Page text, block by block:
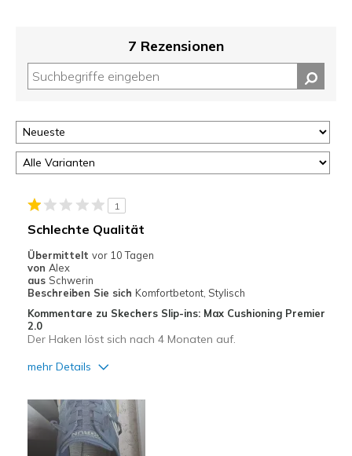
7 Rezensionen
1
Schlechte Qualität
Übermittelt vor 10 Tagen
von Alex
aus Schwerin
Beschreiben Sie sich Komfortbetont, Stylisch
Kommentare zu Skechers Slip-ins: Max Cushioning Premier
2.0
Der Haken löst sich nach 4 Monaten auf.
mehr Details
Attraktives Design
Bequem